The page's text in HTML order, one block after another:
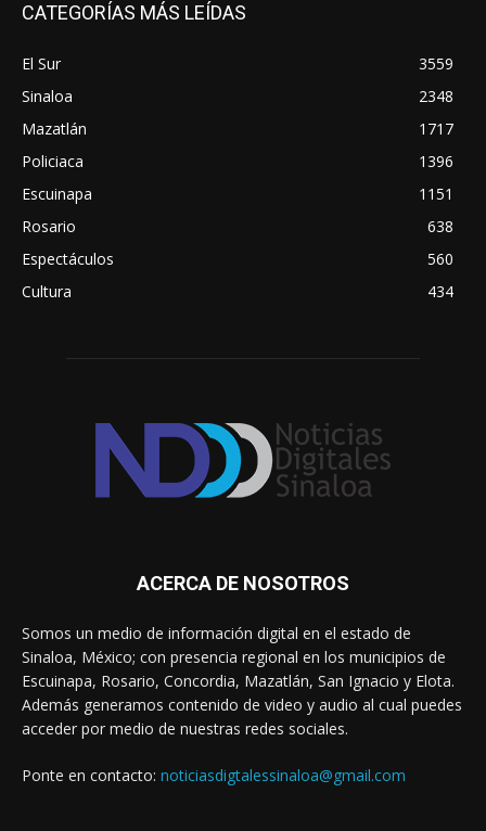
CATEGORÍAS MÁS LEÍDAS
El Sur
3559
Sinaloa
2348
Mazatlán
1717
Policiaca
1396
Escuinapa
1151
Rosario
638
Espectáculos
560
Cultura
434
ACERCA DE NOSOTROS
Somos un medio de información digital en el estado de
Sinaloa, México; con presencia regional en los municipios de
Escuinapa, Rosario, Concordia, Mazatlán, San Ignacio y Elota.
Además generamos contenido de video y audio al cual puedes
acceder por medio de nuestras redes sociales.
Ponte en contacto: noticiasdigtalessinaloa@gmail.com